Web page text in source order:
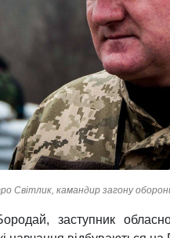
Світлик, камандир загону
заступник